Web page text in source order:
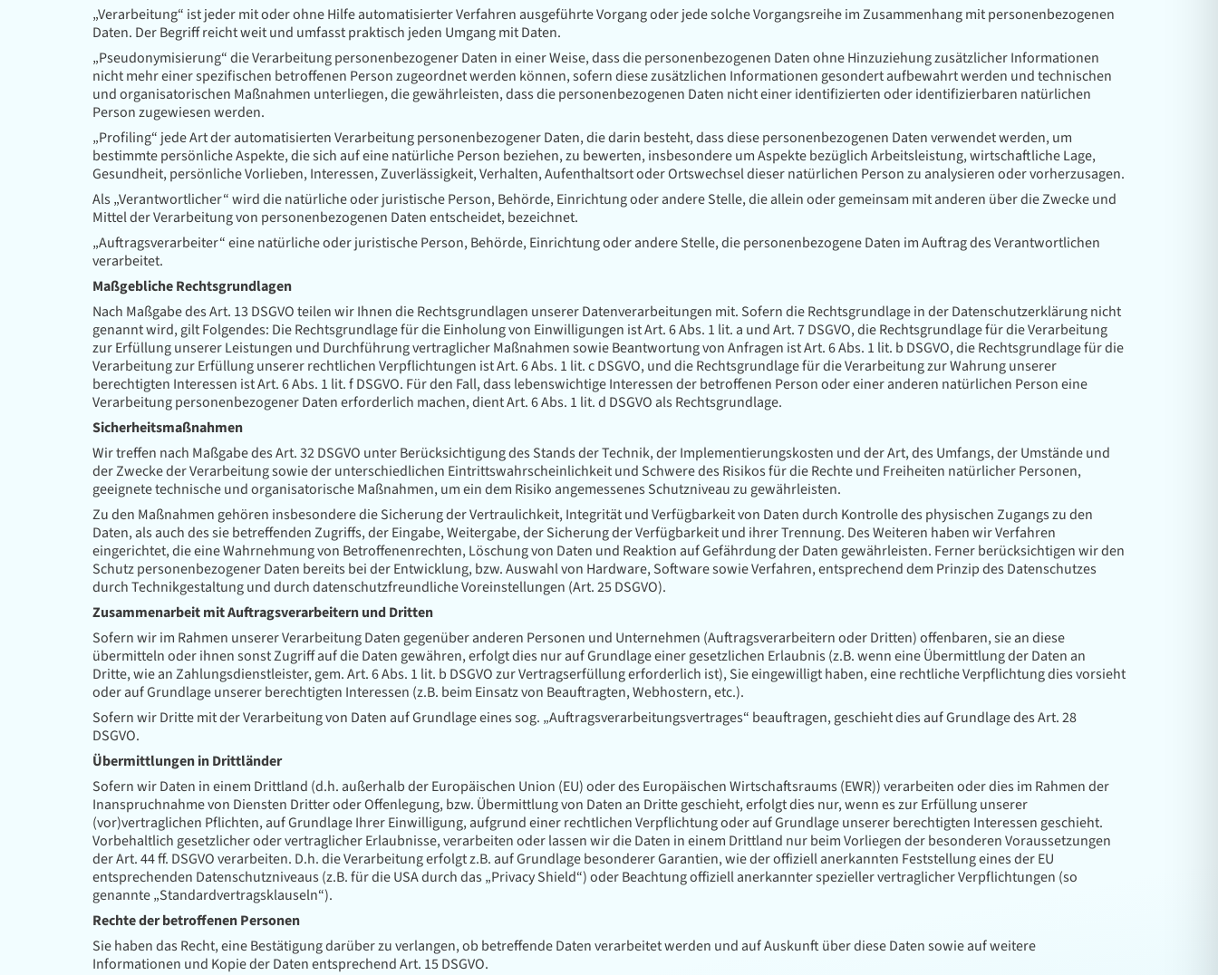
„Verarbeitung“ ist jeder mit oder ohne Hilfe automatisierter Verfahren ausgeführte Vorgang oder jede solche Vorgangsreihe im Zusammenhang mit personenbezogenen
Daten. Der Begriff reicht weit und umfasst praktisch jeden Umgang mit Daten.
„Pseudonymisierung“ die Verarbeitung personenbezogener Daten in einer Weise, dass die personenbezogenen Daten ohne Hinzuziehung zusätzlicher Informationen
nicht mehr einer spezifischen betroffenen Person zugeordnet werden können, sofern diese zusätzlichen Informationen gesondert aufbewahrt werden und technischen
und organisatorischen Maßnahmen unterliegen, die gewährleisten, dass die personenbezogenen Daten nicht einer identifizierten oder identifizierbaren natürlichen
Person zugewiesen werden.
„Profiling“ jede Art der automatisierten Verarbeitung personenbezogener Daten, die darin besteht, dass diese personenbezogenen Daten verwendet werden, um
bestimmte persönliche Aspekte, die sich auf eine natürliche Person beziehen, zu bewerten, insbesondere um Aspekte bezüglich Arbeitsleistung, wirtschaftliche Lage,
Gesundheit, persönliche Vorlieben, Interessen, Zuverlässigkeit, Verhalten, Aufenthaltsort oder Ortswechsel dieser natürlichen Person zu analysieren oder vorherzusagen.
Als „Verantwortlicher“ wird die natürliche oder juristische Person, Behörde, Einrichtung oder andere Stelle, die allein oder gemeinsam mit anderen über die Zwecke und
Mittel der Verarbeitung von personenbezogenen Daten entscheidet, bezeichnet.
„Auftragsverarbeiter“ eine natürliche oder juristische Person, Behörde, Einrichtung oder andere Stelle, die personenbezogene Daten im Auftrag des Verantwortlichen
verarbeitet.
Maßgebliche Rechtsgrundlagen
Nach Maßgabe des Art. 13 DSGVO teilen wir Ihnen die Rechtsgrundlagen unserer Datenverarbeitungen mit. Sofern die Rechtsgrundlage in der Datenschutzerklärung nicht
genannt wird, gilt Folgendes: Die Rechtsgrundlage für die Einholung von Einwilligungen ist Art. 6 Abs. 1 lit. a und Art. 7 DSGVO, die Rechtsgrundlage für die Verarbeitung
zur Erfüllung unserer Leistungen und Durchführung vertraglicher Maßnahmen sowie Beantwortung von Anfragen ist Art. 6 Abs. 1 lit. b DSGVO, die Rechtsgrundlage für die
Verarbeitung zur Erfüllung unserer rechtlichen Verpflichtungen ist Art. 6 Abs. 1 lit. c DSGVO, und die Rechtsgrundlage für die Verarbeitung zur Wahrung unserer
berechtigten Interessen ist Art. 6 Abs. 1 lit. f DSGVO. Für den Fall, dass lebenswichtige Interessen der betroffenen Person oder einer anderen natürlichen Person eine
Verarbeitung personenbezogener Daten erforderlich machen, dient Art. 6 Abs. 1 lit. d DSGVO als Rechtsgrundlage.
Sicherheitsmaßnahmen
Wir treffen nach Maßgabe des Art. 32 DSGVO unter Berücksichtigung des Stands der Technik, der Implementierungskosten und der Art, des Umfangs, der Umstände und
der Zwecke der Verarbeitung sowie der unterschiedlichen Eintrittswahrscheinlichkeit und Schwere des Risikos für die Rechte und Freiheiten natürlicher Personen,
geeignete technische und organisatorische Maßnahmen, um ein dem Risiko angemessenes Schutzniveau zu gewährleisten.
Zu den Maßnahmen gehören insbesondere die Sicherung der Vertraulichkeit, Integrität und Verfügbarkeit von Daten durch Kontrolle des physischen Zugangs zu den
Daten, als auch des sie betreffenden Zugriffs, der Eingabe, Weitergabe, der Sicherung der Verfügbarkeit und ihrer Trennung. Des Weiteren haben wir Verfahren
eingerichtet, die eine Wahrnehmung von Betroffenenrechten, Löschung von Daten und Reaktion auf Gefährdung der Daten gewährleisten. Ferner berücksichtigen wir den
Schutz personenbezogener Daten bereits bei der Entwicklung, bzw. Auswahl von Hardware, Software sowie Verfahren, entsprechend dem Prinzip des Datenschutzes
durch Technikgestaltung und durch datenschutzfreundliche Voreinstellungen (Art. 25 DSGVO).
Zusammenarbeit mit Auftragsverarbeitern und Dritten
Sofern wir im Rahmen unserer Verarbeitung Daten gegenüber anderen Personen und Unternehmen (Auftragsverarbeitern oder Dritten) offenbaren, sie an diese
übermitteln oder ihnen sonst Zugriff auf die Daten gewähren, erfolgt dies nur auf Grundlage einer gesetzlichen Erlaubnis (z.B. wenn eine Übermittlung der Daten an
Dritte, wie an Zahlungsdienstleister, gem. Art. 6 Abs. 1 lit. b DSGVO zur Vertragserfüllung erforderlich ist), Sie eingewilligt haben, eine rechtliche Verpflichtung dies vorsieht
oder auf Grundlage unserer berechtigten Interessen (z.B. beim Einsatz von Beauftragten, Webhostern, etc.).
Sofern wir Dritte mit der Verarbeitung von Daten auf Grundlage eines sog. „Auftragsverarbeitungsvertrages“ beauftragen, geschieht dies auf Grundlage des Art. 28
DSGVO.
Übermittlungen in Drittländer
Sofern wir Daten in einem Drittland (d.h. außerhalb der Europäischen Union (EU) oder des Europäischen Wirtschaftsraums (EWR)) verarbeiten oder dies im Rahmen der
Inanspruchnahme von Diensten Dritter oder Offenlegung, bzw. Übermittlung von Daten an Dritte geschieht, erfolgt dies nur, wenn es zur Erfüllung unserer
(vor)vertraglichen Pflichten, auf Grundlage Ihrer Einwilligung, aufgrund einer rechtlichen Verpflichtung oder auf Grundlage unserer berechtigten Interessen geschieht.
Vorbehaltlich gesetzlicher oder vertraglicher Erlaubnisse, verarbeiten oder lassen wir die Daten in einem Drittland nur beim Vorliegen der besonderen Voraussetzungen
der Art. 44 ff. DSGVO verarbeiten. D.h. die Verarbeitung erfolgt z.B. auf Grundlage besonderer Garantien, wie der offiziell anerkannten Feststellung eines der EU
entsprechenden Datenschutzniveaus (z.B. für die USA durch das „Privacy Shield“) oder Beachtung offiziell anerkannter spezieller vertraglicher Verpflichtungen (so
genannte „Standardvertragsklauseln“).
Rechte der betroffenen Personen
Sie haben das Recht, eine Bestätigung darüber zu verlangen, ob betreffende Daten verarbeitet werden und auf Auskunft über diese Daten sowie auf weitere
Informationen und Kopie der Daten entsprechend Art. 15 DSGVO.